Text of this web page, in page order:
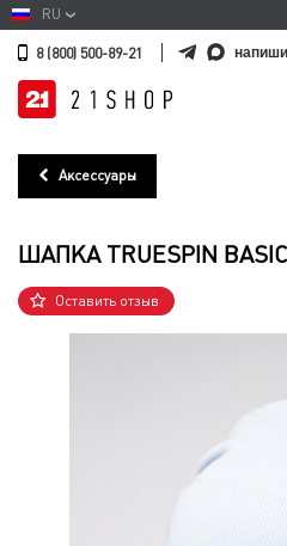
RU
8 (800) 500-89-21
Аксессуары
ШАПКА TRUESPIN
Оставить отзыв